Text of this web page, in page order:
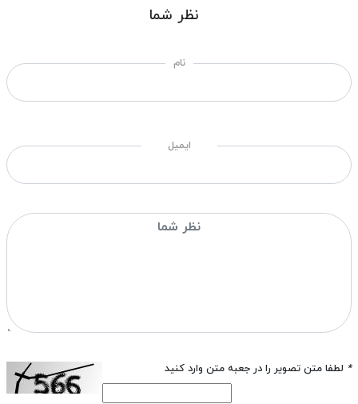
نظر شما
نام
ایمیل
* لطفا متن تصویر را در جعبه متن وارد کنید